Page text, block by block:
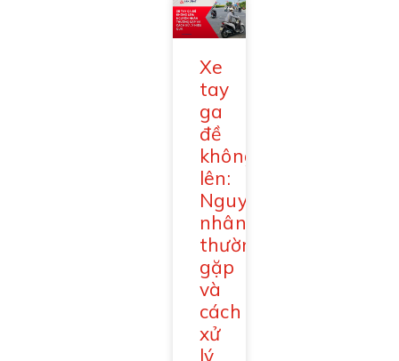
Xe
tay
ga
đề
không
lên:
Nguyên
nhân
thường
gặp
và
cách
xử
lý